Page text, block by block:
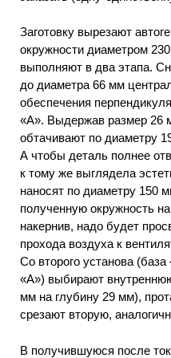
Заготовку вырезают
окружности диаметром
выполняют в два этапа.
до диаметра 66 мм
обеспечения
«А». Выдержав размер 26
обтачивают по диаметру
А чтобы деталь полнее
к тому же выглядела
наносят по диаметру 150
полученную окружность
накернив, надо будет
прохода воздуха к
Со второго установа
«А») выбирают
мм на глубину 29 мм),
срезают вторую,
В получившуюся после